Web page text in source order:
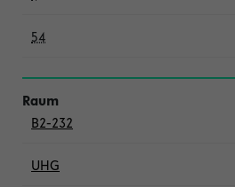
54
B2-232
UHG